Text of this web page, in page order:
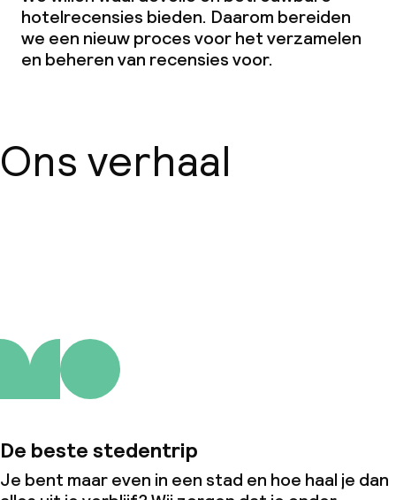
Beleid
hotelrecensies bieden. Daarom bereiden
we een nieuw proces voor het verzamelen
en beheren van recensies voor.
Ons verhaal
De beste stedentrip
Je bent maar even in een stad en hoe haal je dan